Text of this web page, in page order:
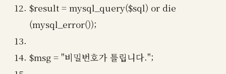
$result = mysql_query($sql) or die
(mysql_error());
$msg = "비밀번호가 틀립니다.";